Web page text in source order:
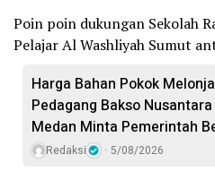
Poin poin dukungan Sekolah
Pelajar Al Washliyah Sumut
Harga Bahan Pokok
Pedagang Bakso
Medan Minta Pemerintah
Redaksi 5/08/2026